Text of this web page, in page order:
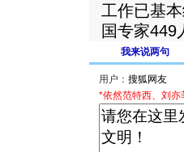
工作已基
国专家449
我来说两句
用户：
*依然范特西、刘